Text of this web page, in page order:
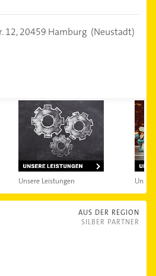
12,20459 Hamburg (Neustadt)
Unsere Leistungen Unser
AUS DER REGION
SILBER PARTNER